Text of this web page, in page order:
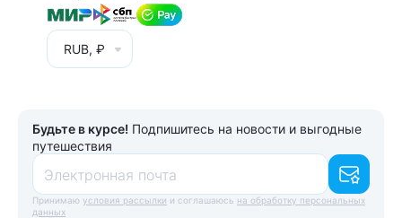
RUB, ₽
Будьте в курсе! Подпишитесь на новости и выгодные
путешествия
Электронная почта
Принимаю условия рассылки и соглашаюсь на обработку персональных
данных